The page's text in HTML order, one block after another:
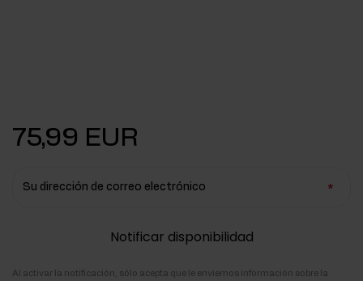
75,99 EUR
Su dirección de correo electrónico
Notificar disponibilidad
Al activar la notificación, sólo acepta que le enviemos información sobre la